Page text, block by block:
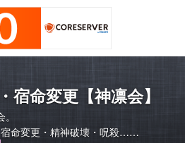
命変更【神凛会】
宿命変更・精神破壊・呪殺……